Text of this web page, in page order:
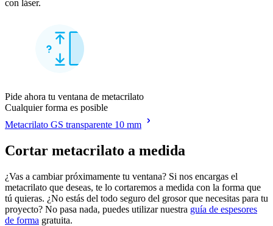
con láser.
Pide ahora tu ventana de metacrilato
Cualquier forma es posible
Metacrilato GS transparente 10 mm
Cortar metacrilato a medida
¿Vas a cambiar próximamente tu ventana? Si nos encargas el
metacrilato que deseas, te lo cortaremos a medida con la forma que
tú quieras. ¿No estás del todo seguro del grosor que necesitas para tu
proyecto? No pasa nada, puedes utilizar nuestra guía de espesores
de forma gratuita.